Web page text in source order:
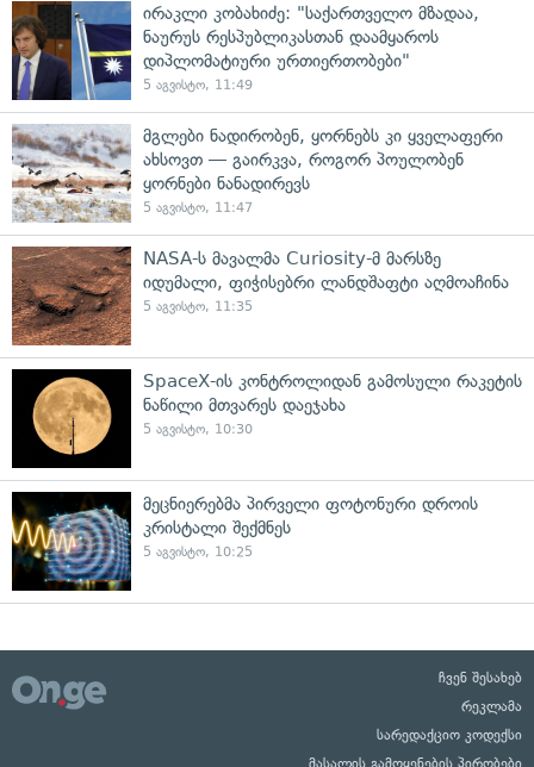
ირაკლი კობახიძე: "საქართველო მზადაა,
ნაურუს რესპუბლიკასთან დაამყაროს
დიპლომატიური ურთიერთობები"
5 აგვისტო, 11:49
მგლები ნადირობენ, ყორნებს კი ყველაფერი
ახსოვთ — გაირკვა, როგორ პოულობენ
ყორნები ნანადირევს
5 აგვისტო, 11:47
NASA-ს მავალმა Curiosity-მ მარსზე
იდუმალი, ფიჭისებრი ლანდშაფტი აღმოაჩინა
5 აგვისტო, 11:35
SpaceX-ის კონტროლიდან გამოსული რაკეტის
ნაწილი მთვარეს დაეჯახა
5 აგვისტო, 10:30
მეცნიერებმა პირველი ფოტონური დროის
კრისტალი შექმნეს
5 აგვისტო, 10:25
ჩვენ შესახებ
რეკლამა
სარედაქციო კოდექსი
მასალის გამოყენების პირობები